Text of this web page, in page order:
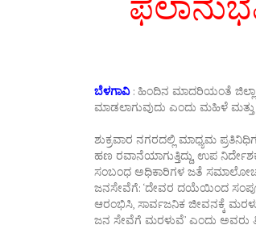
ಬೆಳಗಾವಿ: ಹಿಂದಿನ ಮಾದರಿಯಂತೆ ಜಿಲ್ಲಾ
ಮಾಡಲಾಗುವುದು ಎಂದು ಮಹಿಳೆ ಮತ್ತು
ಶುಕ್ರವಾರ ನಗರದಲ್ಲಿ ಮಾಧ್ಯಮ
ಹಣ ರವಾನೆಯಾಗುತ್ತಿದ್ದು, ಉಪ
ಸಂಬಂಧ ಅಧಿಕಾರಿಗಳ ಜತೆ
ಜನಸೇವೆಗೆ: ‘ದೇವರ ದಯೆಯಿಂದ
ಆರಂಭಿಸಿ, ಸಾರ್ವಜನಿಕ ಜೀವನಕ್ಕೆ
ಜನ ಸೇವೆಗೆ ಮರಳುವೆ’ ಎಂದು ಅವರು